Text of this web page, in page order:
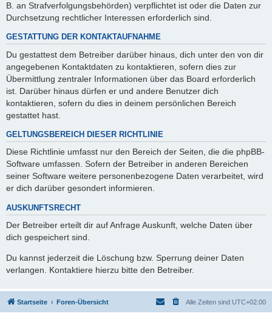
B. an Strafverfolgungsbehörden) verpflichtet ist oder die Daten zur
Durchsetzung rechtlicher Interessen erforderlich sind.
GESTATTUNG DER KONTAKTAUFNAHME
Du gestattest dem Betreiber darüber hinaus, dich unter den von dir
angegebenen Kontaktdaten zu kontaktieren, sofern dies zur
Übermittlung zentraler Informationen über das Board erforderlich
ist. Darüber hinaus dürfen er und andere Benutzer dich
kontaktieren, sofern du dies in deinem persönlichen Bereich
gestattet hast.
GELTUNGSBEREICH DIESER RICHTLINIE
Diese Richtlinie umfasst nur den Bereich der Seiten, die die phpBB-
Software umfassen. Sofern der Betreiber in anderen Bereichen
seiner Software weitere personenbezogene Daten verarbeitet, wird
er dich darüber gesondert informieren.
AUSKUNFTSRECHT
Der Betreiber erteilt dir auf Anfrage Auskunft, welche Daten über
dich gespeichert sind.
Du kannst jederzeit die Löschung bzw. Sperrung deiner Daten
verlangen. Kontaktiere hierzu bitte den Betreiber.
Startseite Foren-Übersicht Alle Zeiten sind UTC+02:00